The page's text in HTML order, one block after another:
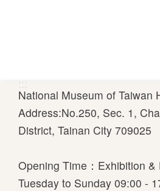
:::
National Museum of Taiwan
Address:No.250, Sec. 1,
District, Tainan City 709025
Opening Time：Exhibition
Tuesday to Sunday 09:00 -